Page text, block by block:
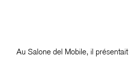
Au Salone del Mobile, il